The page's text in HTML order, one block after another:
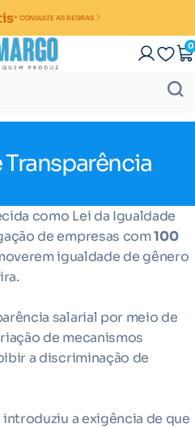
* CONSULTE AS REGRAS
0
como Lei da Igualdade
de empresas com100
igualdade de gênero
salarial por meio de
de mecanismos
a discriminação de
a exigência de que